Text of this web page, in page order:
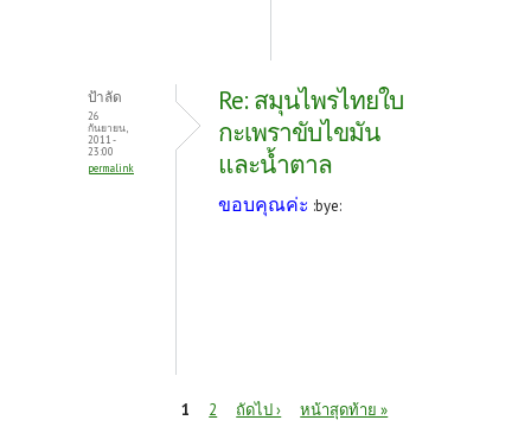
ป้าลัด
26
กันยายน,
2011 -
23:00
permalink
Re: สมุนไพรไทยใบ
กะเพราขับไขมัน
และน้ำตาล
ขอบคุณค่ะ :bye:
1 2 ถัดไป › หน้าสุดท้าย »